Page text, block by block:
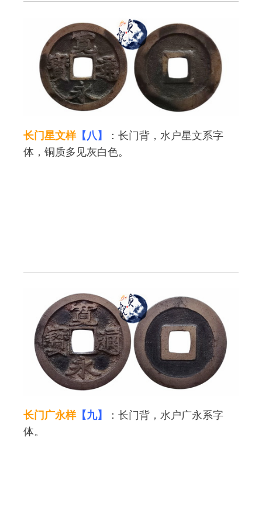
长门星文样【八】
：长门背，水户星文系字
体，铜质多见灰白色。
长门广永样【九】
：长门背，水户广永系字
体。